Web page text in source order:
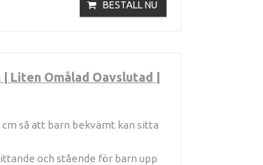
BESTÄLL NU
Liten Omålad Oavslutad |
cm så att barn bekvämt kan sitta
och stående för barn upp